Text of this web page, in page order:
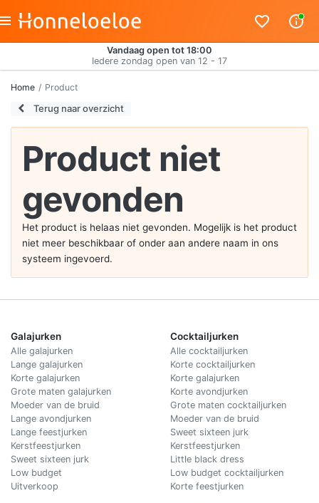
Vandaag open tot 18:00
Iedere zondag open van 12 - 17
Home Product
Terug naar overzicht
Product niet
gevonden
Het product is helaas niet gevonden. Mogelijk is het product
niet meer beschikbaar of onder aan andere naam in ons
systeem ingevoerd.
Galajurken
Alle galajurken
Lange galajurken
Korte galajurken
Grote maten galajurken
Moeder van de bruid
Lange avondjurken
Lange feestjurken
Kerstfeestjurken
Sweet sixteen jurk
Low budget
Uitverkoop
Cocktailjurken
Alle cocktailjurken
Korte cocktailjurken
Korte galajurken
Korte avondjurken
Grote maten cocktailjurken
Moeder van de bruid
Sweet sixteen jurk
Kerstfeestjurken
Little black dress
Low budget cocktailjurken
Korte feestjurken